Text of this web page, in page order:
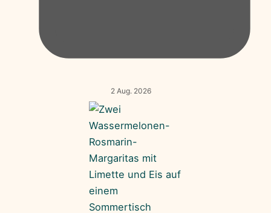
2 Aug. 2026